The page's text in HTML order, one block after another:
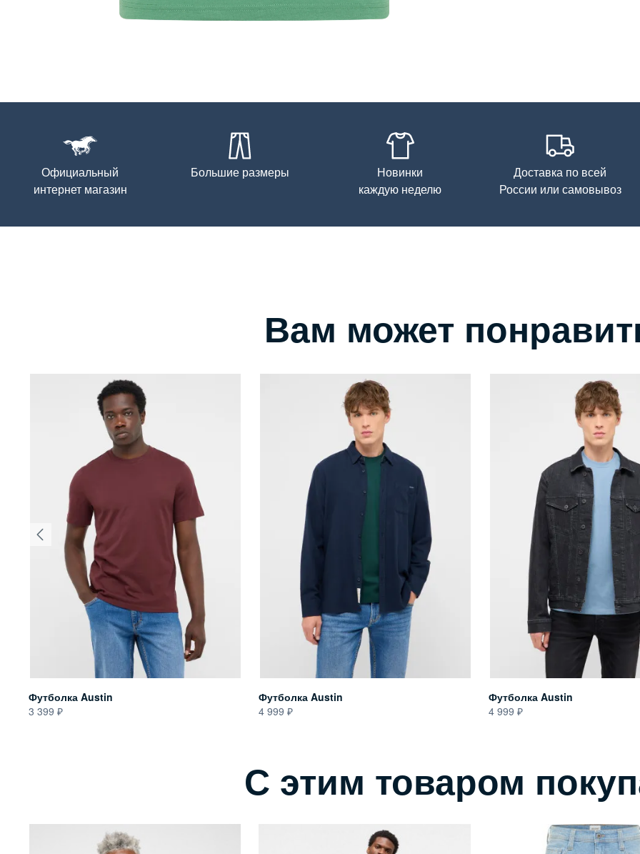
Официальный
интернет магазин
Большие размеры
Новинки
каждую неделю
Доставка по всей
России или самовывоз
Вам может
Футболка Austin
3 399
Футболка Austin
4 999
Футболка Austin
4 999
С этим товаром